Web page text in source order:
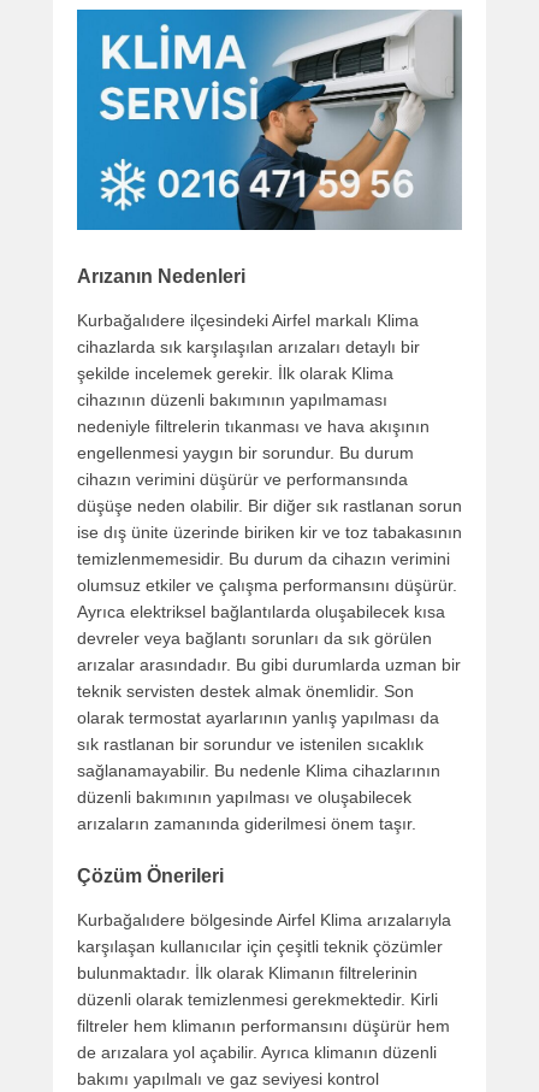
Arızanın Nedenleri
Kurbağalıdere ilçesindeki Airfel markalı Klima
cihazlarda sık karşılaşılan arızaları detaylı bir
şekilde incelemek gerekir. İlk olarak Klima
cihazının düzenli bakımının yapılmaması
nedeniyle filtrelerin tıkanması ve hava akışının
engellenmesi yaygın bir sorundur. Bu durum
cihazın verimini düşürür ve performansında
düşüşe neden olabilir. Bir diğer sık rastlanan sorun
ise dış ünite üzerinde biriken kir ve toz tabakasının
temizlenmemesidir. Bu durum da cihazın verimini
olumsuz etkiler ve çalışma performansını düşürür.
Ayrıca elektriksel bağlantılarda oluşabilecek kısa
devreler veya bağlantı sorunları da sık görülen
arızalar arasındadır. Bu gibi durumlarda uzman bir
teknik servisten destek almak önemlidir. Son
olarak termostat ayarlarının yanlış yapılması da
sık rastlanan bir sorundur ve istenilen sıcaklık
sağlanamayabilir. Bu nedenle Klima cihazlarının
düzenli bakımının yapılması ve oluşabilecek
arızaların zamanında giderilmesi önem taşır.
Çözüm Önerileri
Kurbağalıdere bölgesinde Airfel Klima arızalarıyla
karşılaşan kullanıcılar için çeşitli teknik çözümler
bulunmaktadır. İlk olarak Klimanın filtrelerinin
düzenli olarak temizlenmesi gerekmektedir. Kirli
filtreler hem klimanın performansını düşürür hem
de arızalara yol açabilir. Ayrıca klimanın düzenli
bakımı yapılmalı ve gaz seviyesi kontrol